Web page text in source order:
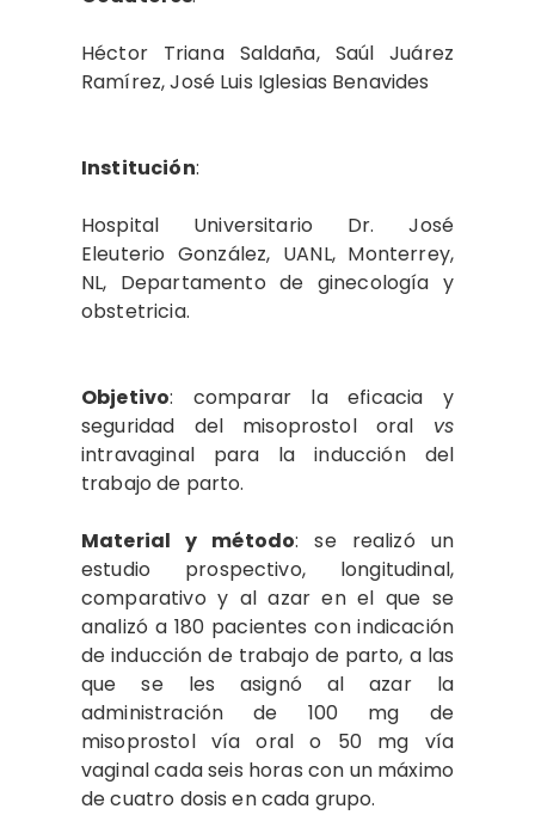
Héctor Triana Saldaña, Saúl Juárez
Ramírez, José Luis Iglesias Benavides
Institución:
Hospital Universitario Dr. José
Eleuterio González, UANL, Monterrey,
NL, Departamento de ginecología y
obstetricia.
Objetivo: comparar la eficacia y
seguridad del misoprostol oral vs
intravaginal para la inducción del
trabajo de parto.
Material y método: se realizó un
estudio prospectivo, longitudinal,
comparativo y al azar en el que se
analizó a 180 pacientes con indicación
de inducción de trabajo de parto, a las
que se les asignó al azar la
administración de 100 mg de
misoprostol vía oral o 50 mg vía
vaginal cada seis horas con un máximo
de cuatro dosis en cada grupo.